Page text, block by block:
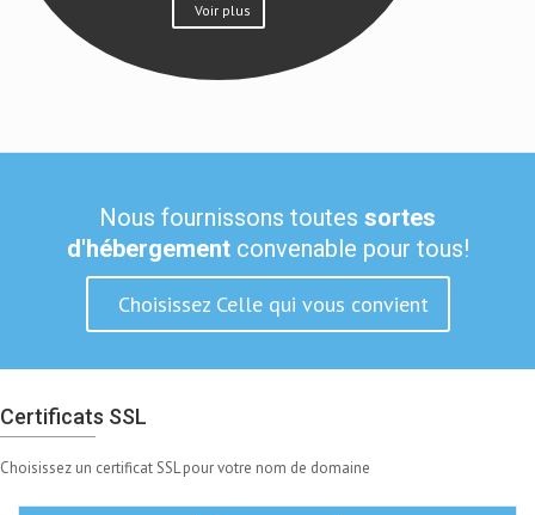
Voir plus
Nous fournissons toutes sortes
d'hébergementconvenable pour tous!
Choisissez Celle qui vous convient
Certificats SSL
Choisissez un certificat SSL pour votre nom de domaine